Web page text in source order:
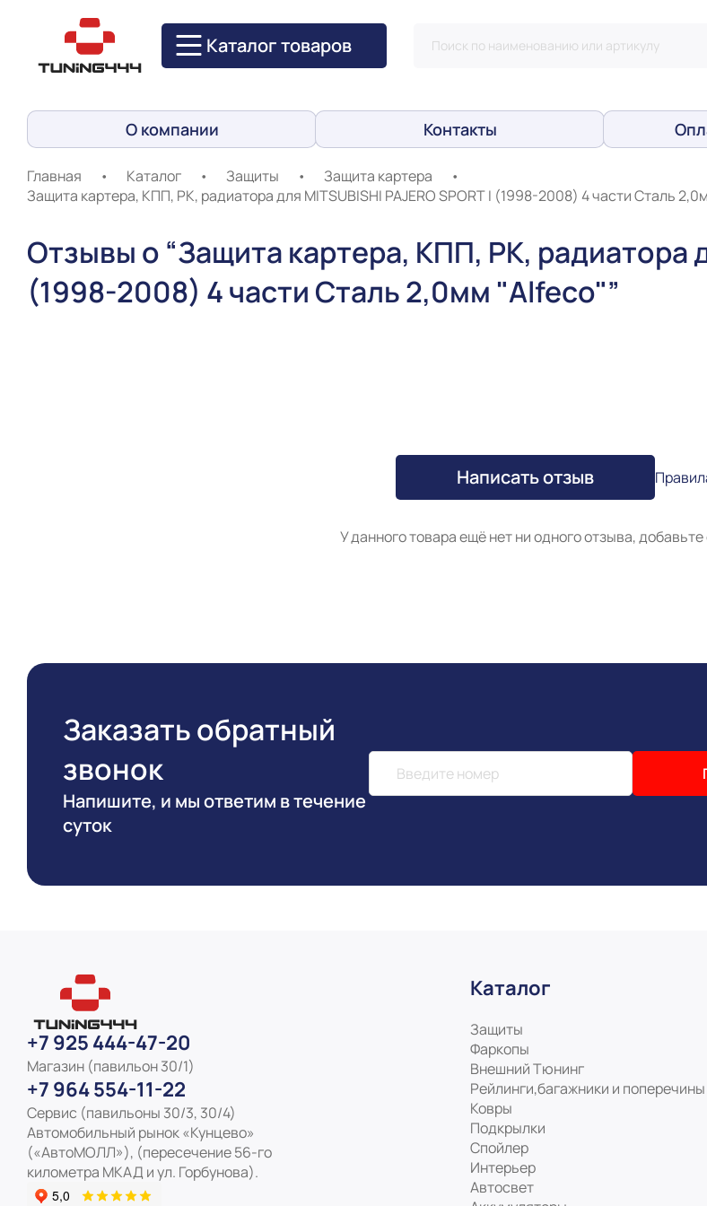
Каталог товаров
О компании Контакты
Главная • Каталог • Защиты • Защита картера
•
Защита картера, КПП, РК, радиатора для MITSUBISHI PAJERO SPORT I (1998-2008) 4 части Сталь
Отзывы о “Защита картера, КПП, РК, радиатора
(1998-2008) 4 части Сталь 2,0мм "Alfeco"”
Написать отзыв
У данного товара ещё нет ни одного отзыва,
Заказать обратный
звонок
Напишите, и мы ответим в течение
суток
+7 925 444-47-20
Магазин (павильон 30/1)
+7 964 554-11-22
Сервис (павильоны 30/3, 30/4)
Автомобильный рынок «Кунцево»
(«АвтоМОЛЛ»), (пересечение 56-го
километра МКАД и ул. Горбунова).
Каталог
Защиты
Фаркопы
Внешний Тюнинг
Рейлинги,багажники и
Ковры
Подкрылки
Спойлер
Интерьер
Автосвет